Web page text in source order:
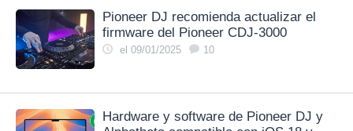
Pioneer DJ recomienda actualizar el
firmware del Pioneer CDJ-3000
el 09/01/2025 10
Hardware y software de Pioneer DJ y